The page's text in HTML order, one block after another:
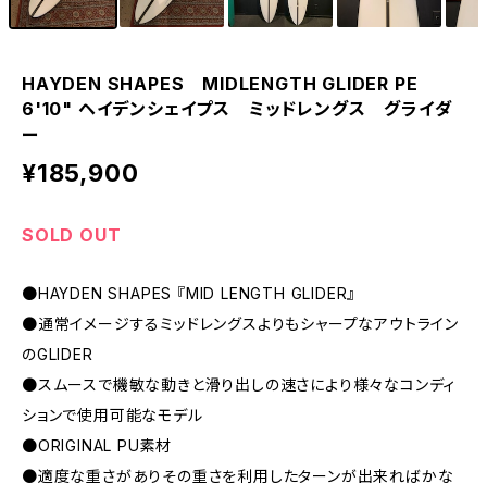
HAYDEN SHAPES MIDLENGTH GLIDER PE
6'10" ヘイデンシェイプス ミッドレングス グライダ
ー
¥185,900
SOLD OUT
●HAYDEN SHAPES 『MID LENGTH GLIDER』
●通常イメージするミッドレングスよりもシャープなアウトライン
のGLIDER
●スムースで機敏な動きと滑り出しの速さにより様々なコンディ
ションで使用可能なモデル
●ORIGINAL PU素材
●適度な重さがありその重さを利用したターンが出来ればかな